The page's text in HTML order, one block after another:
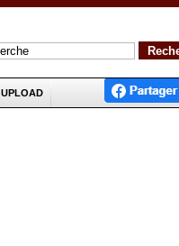
UPLOAD